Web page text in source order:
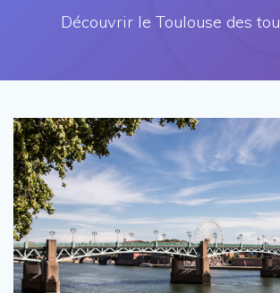
Découvrir le Toulouse des